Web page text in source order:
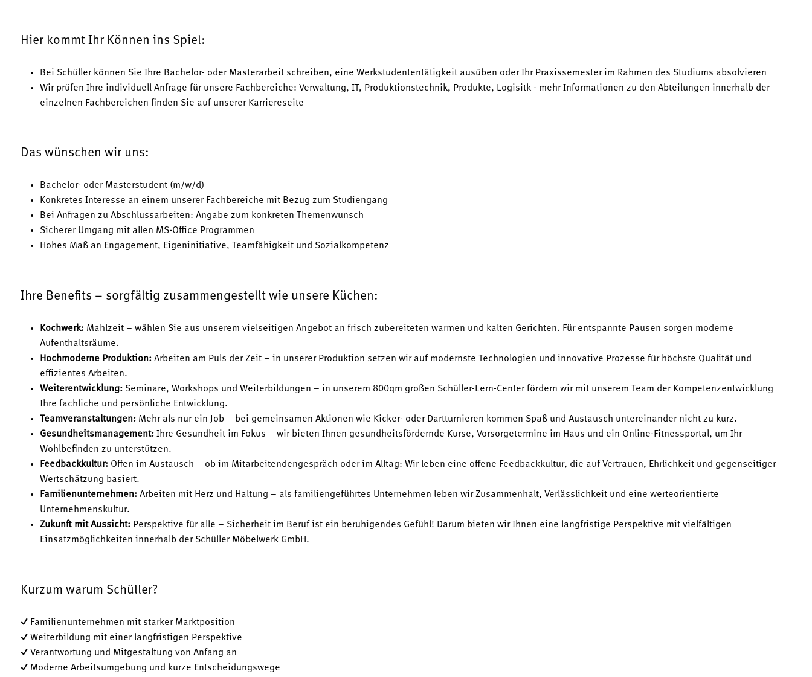
Hier kommt Ihr Können ins Spiel:
Bei Schüller können Sie Ihre Bachelor- oder Masterarbeit schreiben, eine Werkstudententätigkeit ausüben oder Ihr Praxissemester im Rahmen des Studiums absolvieren
Wir prüfen Ihre individuell Anfrage für unsere Fachbereiche: Verwaltung, IT, Produktionstechnik, Produkte, Logisitk - mehr Informationen zu den Abteilungen innerhalb der
einzelnen Fachbereichen finden Sie auf unserer Karriereseite
Das wünschen wir uns:
Bachelor- oder Masterstudent (m/w/d)
Konkretes Interesse an einem unserer Fachbereiche mit Bezug zum Studiengang
Bei Anfragen zu Abschlussarbeiten: Angabe zum konkreten Themenwunsch
Sicherer Umgang mit allen MS-Office Programmen
Hohes Maß an Engagement, Eigeninitiative, Teamfähigkeit und Sozialkompetenz
Ihre Benefits – sorgfältig zusammengestellt wie unsere Küchen:
Kochwerk: Mahlzeit – wählen Sie aus unserem vielseitigen Angebot an frisch zubereiteten warmen und kalten Gerichten. Für entspannte Pausen sorgen moderne
Aufenthaltsräume.
Hochmoderne Produktion: Arbeiten am Puls der Zeit – in unserer Produktion setzen wir auf modernste Technologien und innovative Prozesse für höchste Qualität und
effizientes Arbeiten.
Weiterentwicklung: Seminare, Workshops und Weiterbildungen – in unserem 800qm großen Schüller-Lern-Center fördern wir mit unserem Team der Kompetenzentwicklung
Ihre fachliche und persönliche Entwicklung.
Teamveranstaltungen: Mehr als nur ein Job – bei gemeinsamen Aktionen wie Kicker- oder Dartturnieren kommen Spaß und Austausch untereinander nicht zu kurz.
Gesundheitsmanagement: Ihre Gesundheit im Fokus – wir bieten Ihnen gesundheitsfördernde Kurse, Vorsorgetermine im Haus und ein Online-Fitnessportal, um Ihr
Wohlbefinden zu unterstützen.
Feedbackkultur: Offen im Austausch – ob im Mitarbeitendengespräch oder im Alltag: Wir leben eine offene Feedbackkultur, die auf Vertrauen, Ehrlichkeit und gegenseitiger
Wertschätzung basiert.
Familienunternehmen: Arbeiten mit Herz und Haltung – als familiengeführtes Unternehmen leben wir Zusammenhalt, Verlässlichkeit und eine werteorientierte
Unternehmenskultur.
Zukunft mit Aussicht: Perspektive für alle – Sicherheit im Beruf ist ein beruhigendes Gefühl! Darum bieten wir Ihnen eine langfristige Perspektive mit vielfältigen
Einsatzmöglichkeiten innerhalb der Schüller Möbelwerk GmbH.
Kurzum warum Schüller?
✓ Familienunternehmen mit starker Marktposition
✓ Weiterbildung mit einer langfristigen Perspektive
✓ Verantwortung und Mitgestaltung von Anfang an
✓ Moderne Arbeitsumgebung und kurze Entscheidungswege